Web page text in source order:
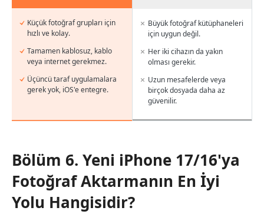
Küçük fotoğraf grupları için
hızlı ve kolay.
Tamamen kablosuz, kablo
veya internet gerekmez.
Üçüncü taraf uygulamalara
gerek yok, iOS'e entegre.
Büyük fotoğraf kütüphaneleri
için uygun değil.
Her iki cihazın da yakın
olması gerekir.
Uzun mesafelerde veya
birçok dosyada daha az
güvenilir.
Bölüm 6. Yeni iPhone 17/16'ya
Fotoğraf Aktarmanın En İyi
Yolu Hangisidir?